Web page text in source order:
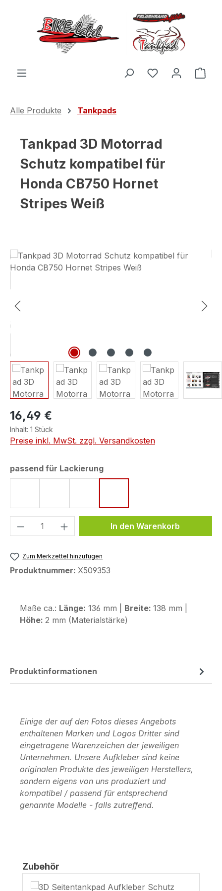
Zum Hauptinhalt springen
Du hast 0
Alle Produkte Tankpads
Tankpad 3D Motorrad
Schutz kompatibel für
Honda CB750 Hornet
Stripes Weiß
Bildergalerie überspringen
16,49 €
Inhalt: 1 Stück
Preise inkl. MwSt. zzgl. Versandkosten
passend für Lackierungauswählen
Produkt Anzahl: Gib denIn den Warenkorb
Zum Merkzettel hinzufügen
Produktnummer: X509353
Maße ca.: Länge: 136 mm | Breite: 138 mm |
Höhe: 2 mm (Materialstärke)
Produktinformationen
Einige der auf den Fotos dieses Angebots
enthaltenen Marken und Logos Dritter sind
eingetragene Warenzeichen der jeweiligen
Unternehmen. Unsere Aufkleber sind keine
originalen Produkte des jeweiligen Herstellers,
sondern eigens von uns produziert und
kompatibel / passend für entsprechend
genannte Modelle - falls zutreffend.
Produktgalerie überspringen
Zubehör